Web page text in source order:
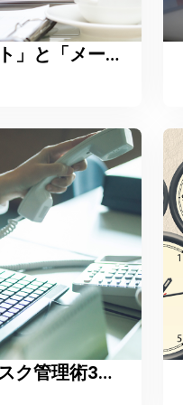
ビジネスでの「チャット」と「メール」の使い分け4つのポイント
総務担当者は必見のタスク管理術3つのポイントを徹底解説